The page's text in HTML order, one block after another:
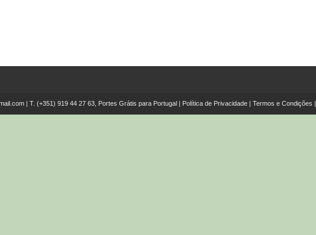
| T. (+351) 919 44 27 63, Portes Grátis para Portugal | Política de Privacidade| Termos e Condições |